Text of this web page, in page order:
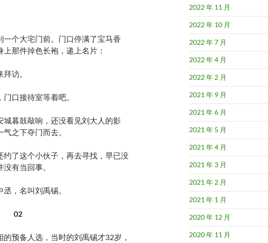
个大宅门前。门口停满了宝马香
那件掉色长袍，递上名片：
访。
口接待室等着吧。
城暮鼓敲响，还没看见刘大人的影
之下夺门而去。
约了这个小伙子，再去寻找，早已没
有当回事。
，名叫刘禹锡。
02
预备人选，当时的刘禹锡才32岁，
2022 年 11 月
2022 年 10 月
2022 年 7 月
2022 年 4 月
2022 年 2 月
2021 年 9 月
2021 年 6 月
2021 年 5 月
2021 年 4 月
2021 年 3 月
2021 年 2 月
2021 年 1 月
2020 年 12 月
2020 年 11 月